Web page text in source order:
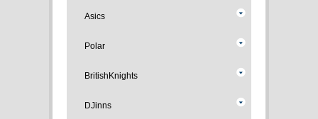
Asics
Polar
BritishKnights
DJinns